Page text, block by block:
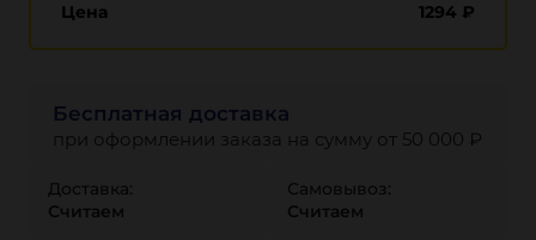
Цена 1294 ₽
Бесплатная доставка
при оформлении заказа на сумму от 50 000 ₽
Доставка:
Считаем
Самовывоз:
Считаем